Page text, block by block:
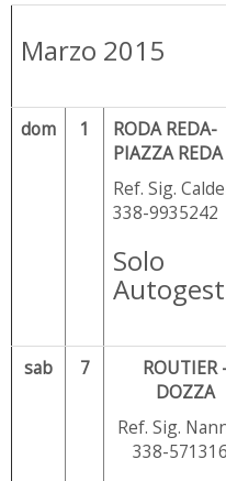
Marzo 2015
dom 1
RODA REDA-
PIAZZA REDA
Ref. Sig.
338-9935242
Solo
sab 7
ROUTIER
DOZZA
Ref. Sig.
338-